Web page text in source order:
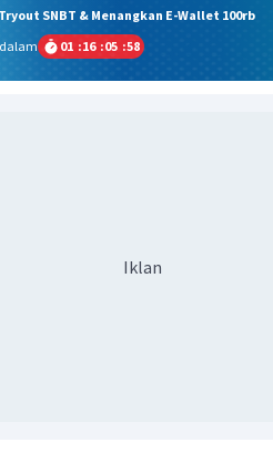
SNBT & Menangkan E-Wallet 100rb
01 :16 :05 :58
Iklan